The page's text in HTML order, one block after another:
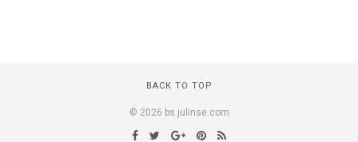
BACK TO TOP
© 2026 bs.julinse.com